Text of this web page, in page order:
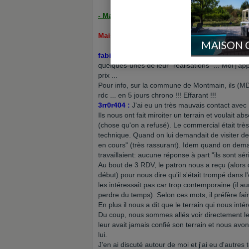
- Maisons d'Aujourd'hui :
Maisons d'Aujourd'hui est en Liquidation
fabio21 :
Dans tous les cas, oublies MDA, ils
quelques-unes de leur "réalisations" ... Moi
prix ...
Pour info, sur la commune de Montmain, ils
rdc ... en 5 jours chrono !!! Effarant !!!
3rr0r404 : J'ai eu un très mauvais contact avec
Ils nous ont fait miroiter un terrain et voulait
(chose qu'on a refusé). Le commercial était
technique. Quand on lui demandait de visiter
en cours" (très rassurant). Idem quand on
travaillaient: aucune réponse à part "ils sont
Au bout de 3 RDV, le patron nous a reçu
début) pour nous dire qu'il s'était trompé dans
les intéressait pas car trop contemporaine (il
perdre du temps). Selon ces mots, il préfère
En plus il nous a dit que le terrain qui nous
Du coup, nous sommes allés voir directement
leur avait jamais confié son terrain et nous
lui.
J'en ai discuté autour de moi et j'ai eu d'autres
MAISON